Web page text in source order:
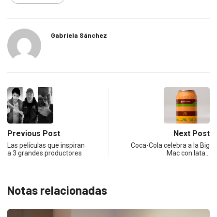
Gabriela Sánchez
Previous Post
Las películas que inspiran
a 3 grandes productores
Next Post
Coca-Cola celebra a la Big
Mac con lata…
Notas relacionadas